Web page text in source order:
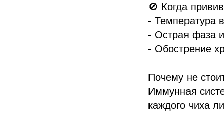
🚫 Когда
- Температура
- Острая фаза
- Обострение
Почему не
Иммунная
каждого чиха